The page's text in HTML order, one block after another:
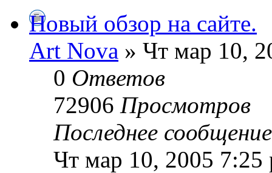
Новый обзор на сайте.
Art Nova » Чт мар 10,
0 Ответов
72906 Просмотров
Последнее
Чт мар 10, 2005 7:25